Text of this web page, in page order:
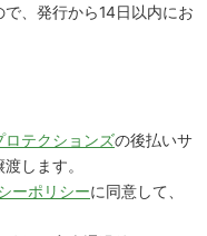
、発行から14日以内にお
ロテクションズの後払いサ
します。
ーポリシーに同意して、